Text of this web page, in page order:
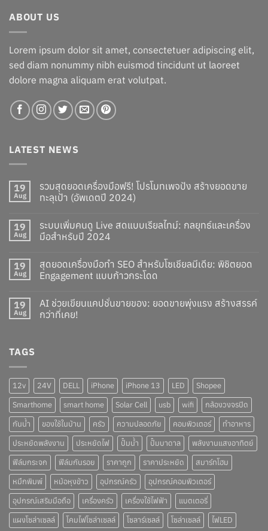
ABOUT US
Lorem ipsum dolor sit amet, consectetuer adipiscing elit,
sed diam nonummy nibh euismod tincidunt ut laoreet
dolore magna aliquam erat volutpat.
LATEST NEWS
19
Aug
รวมสุดยอดเครื่องมือฟรี! โปรโมทเพจปัง สร้างยอดขาย
ทะลุเป้า (อัพเดตปี 2024)
19
Aug
ระบบเพิ่มคนดู Live สดแบบเรียลไทม์: กลยุทธ์และเครื่อง
มือสำหรับปี 2024
19
Aug
สุดยอดเครื่องมือทำ SEO สำหรับโซเชียลมีเดีย: พิชิตยอด
Engagement แบบก้าวกระโดด
19
Aug
AI ช่วยเขียนแคปชั่นขายของ: ยอดขายพุ่งแรง สร้างสรรค์
กว่าที่เคย!
TAGS
12v 24V DELL iPhone iPhone 13 LED
Shopee
Smarthome
smart home Solar Cell usb wifi
กล้องวงจรปิด
กันน้ำ
ของใช้ในบ้าน ครัว ความปลอดภัย คอมพิวเตอร์
ทำอาหาร
ประหยัดพลังงาน
ประหยัดไฟ ปั๊มน้ำ ปั๊มบาดาล
พลังงานแสงอาทิตย์
ฟิล์มกระจก
ฟิล์มกันรอย ราคาถูก ราคาประหยัด
สมาร์ทโฮม
หมึกพิมพ์
หม้อหุงข้าว อุปกรณ์ครัว
อุปกรณ์คอมพิวเตอร์
อุปกรณ์เสริมมือถือ
เครื่องครัว เครื่องใช้ไฟฟ้า
แบตเตอรี่
แผงโซล่าเซลล์
โคมไฟโซล่าเซลล์ โซลาร์เซลล์ โซล่าเซลล์ ไฟLED